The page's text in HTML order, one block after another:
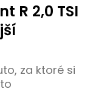
R 2,0 TSI
za ktoré si